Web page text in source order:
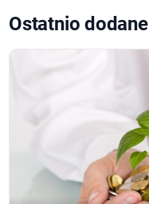
Ostatnio dodane